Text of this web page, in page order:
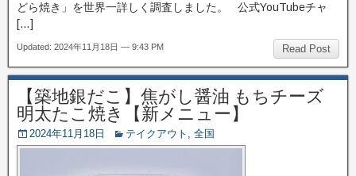
どら焼き」を世界一詳しく調査しました。 公式YouTubeチャ
[…]
Read Post
Updated: 2024年11月18日 — 9:43 PM
【築地銀だこ】焦がし醤油 もちチーズ
明太たこ焼き【新メニュー】
2024年11月18日 テイクアウト , 全国